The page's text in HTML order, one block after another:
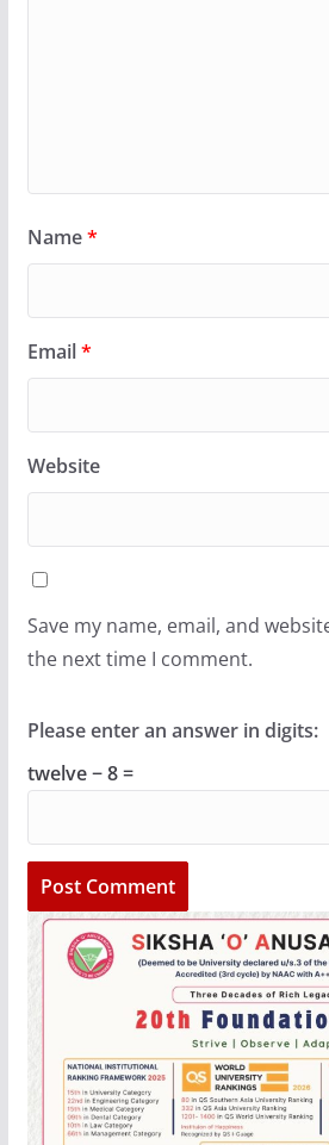
Name*
Email*
Website
Save my name, email, and
the next time I comment.
Please enter an answer in digits:
twelve − 8 =